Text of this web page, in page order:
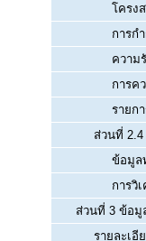
โครง
การก
ความ
การค
รายก
ส่วนที่ 2.4
ข้อมูล
การวิ
ส่วนที่ 3 ข้อมู
รายละเ